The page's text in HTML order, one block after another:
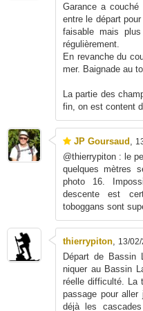
Garance a couché
entre le départ
faisable mais
régulièrement.
En revanche du
mer. Baignade au
La partie des
fin, on est content
JP Goursaud
@thierrypiton : le
quelques mètres
photo 16.
descente est
toboggans sont
thierrypiton 13/
Départ de Bassin
niquer au Bassin
réelle difficulté. La
passage pour aller
déjà les